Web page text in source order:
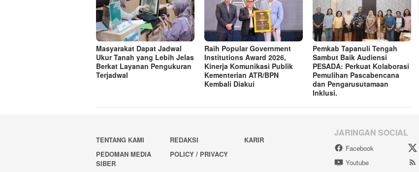
Masyarakat Dapat Jadwal
Ukur Tanah yang Lebih Jelas
Berkat Layanan Pengukuran
Terjadwal
Raih Popular Government
Institutions Award 2026,
Kinerja Komunikasi Publik
Kementerian ATR/BPN
Kembali Diakui
Pemkab Tapanuli Tengah
Sambut Baik Audiensi
PESADA: Perkuat Kolaborasi
Pemulihan Pascabencana
dan Pengarusutamaan
Inklusi.
TENTANG KAMI REDAKSI
KARIR
PEDOMAN MEDIA
SIBER
POLICY / PRIVACY
JARINGAN SOCIAL
Facebook
Youtube